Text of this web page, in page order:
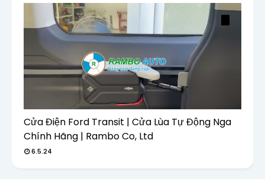
Cửa Điện Ford Transit | Cửa Lùa Tự Động Nga
Chính Hãng | Rambo Co, Ltd
6.5.24